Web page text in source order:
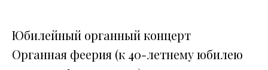
Юбилейный органный концерт
Органная феерия (к 40-летнему юбилею